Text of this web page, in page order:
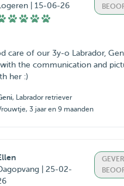
| 15-06-26
care of our 3y-o Labrador,
the communication and
her :)
, Labrador retriever
3 jaar en 9 maanden
| 25-02-